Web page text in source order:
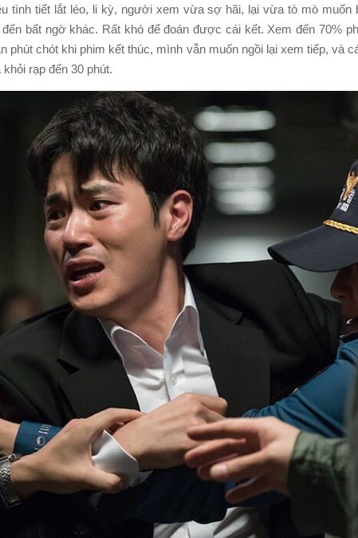
tình tiết lắt léo, li kỳ, người xem vừa sợ hãi, lại vừa tò mò muốn
bất ngờ khác. Rất khó để đoán được cái kết. Xem đến 70%
phút chót khi phim kết thúc, mình vẫn muốn ngồi lại xem tiếp, và
rạp đến 30 phút.